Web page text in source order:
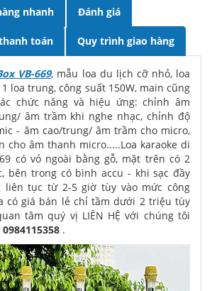
nhanh Đánh giá
toán Quy trình giao hàng
VB-669, mẫu loa du lịch cỡ nhỏ, loa
loa trung, công suất 150W, main cũng
chức năng và hiệu ứng: chỉnh âm
âm trầm khi nghe nhạc, chỉnh độ
- âm cao/trung/ âm trầm cho micro,
cho âm thanh micro.....Loa karaoke di
có vỏ ngoài bằng gỗ, mặt trên có 2
bên trong có bình accu - khi sạc đầy
liên tục từ 2-5 giờ tùy vào mức công
có giá bán lẻ chỉ tầm dưới 2 triệu tùy
tâm quý vị LIÊN HỆ với chúng tôi
.